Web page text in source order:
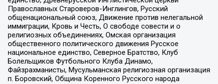
Православных Староверов-Инглингов, Русский
общенациональный союз, Движение против нелегальной
иммиграции, Кровь и Честь, О свободе совести и о
религиозных объединениях, Омская организация
общественного политического движения Русское
национальное единство, Северное Братство, Клуб
Болельщиков Футбольного Клуба Динамо,
Файзрахманисты, Мусульманская религиозная организация
п. Боровский, Община Коренного Русского народа